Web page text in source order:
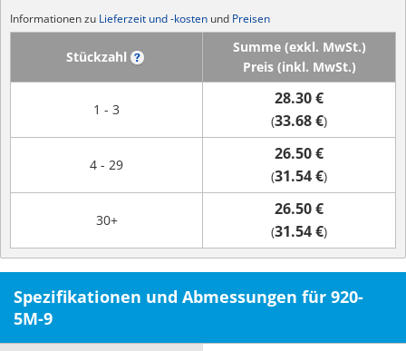
Informationen zu Lieferzeit und -kosten und Preisen
Stückzahl
Summe (exkl. MwSt.)
Preis (inkl. MwSt.)
1 - 3
28.30 €
(33.68 €)
4 - 29
26.50 €
(31.54 €)
30+
26.50 €
(31.54 €)
Spezifikationen und Abmessungen für 920-
5M-9